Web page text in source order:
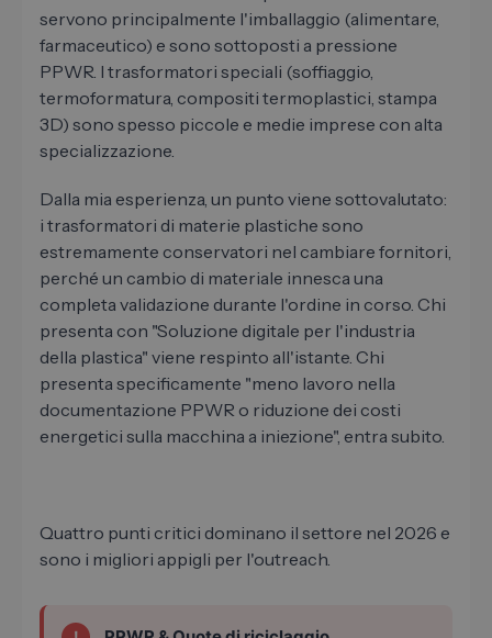
servono principalmente l'imballaggio (alimentare,
farmaceutico) e sono sottoposti a pressione
PPWR. I trasformatori speciali (soffiaggio,
termoformatura, compositi termoplastici, stampa
3D) sono spesso piccole e medie imprese con alta
specializzazione.
Dalla mia esperienza, un punto viene sottovalutato:
i trasformatori di materie plastiche sono
estremamente conservatori nel cambiare fornitori,
perché un cambio di materiale innesca una
completa validazione durante l'ordine in corso. Chi
presenta con "Soluzione digitale per l'industria
della plastica" viene respinto all'istante. Chi
presenta specificamente "meno lavoro nella
documentazione PPWR o riduzione dei costi
energetici sulla macchina a iniezione", entra subito.
Quattro punti critici dominano il settore nel 2026 e
sono i migliori appigli per l'outreach.